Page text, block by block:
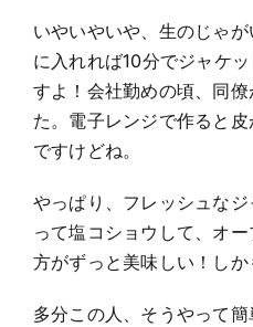
いやいやいや、生のじゃ
に入れれば10分でジャケ
すよ！会社勤めの頃、同
た。電子レンジで作ると
ですけどね。
やっぱり、フレッシュなジ
って塩コショウして、オ
方がずっと美味しい！しか
多分この人、そうやって